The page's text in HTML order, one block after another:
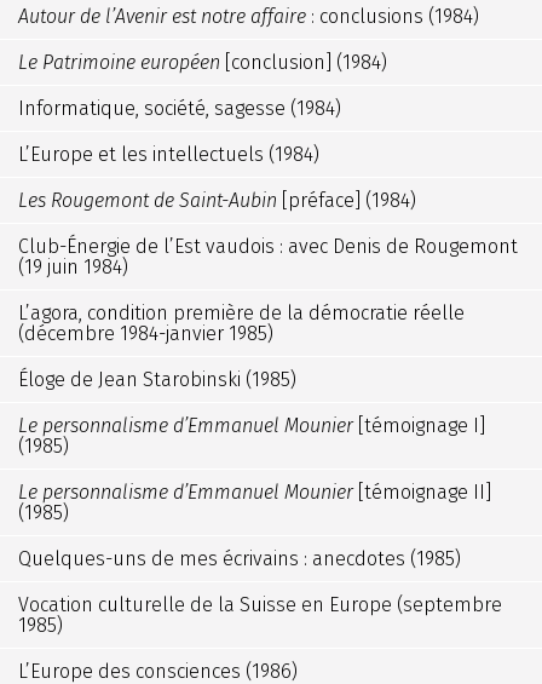
Autour de l’Avenir est notre affaire : conclusions (1984)
Le Patrimoine européen [conclusion] (1984)
Informatique, société, sagesse (1984)
L’Europe et les intellectuels (1984)
Les Rougemont de Saint-Aubin [préface] (1984)
Club-Énergie de l’Est vaudois : avec Denis de Rougemont
(19 juin 1984)
L’agora, condition première de la démocratie réelle
(décembre 1984-janvier 1985)
Éloge de Jean Starobinski (1985)
Le personnalisme d’Emmanuel Mounier[témoignage I]
(1985)
Le personnalisme d’Emmanuel Mounier[témoignage II]
(1985)
Quelques-uns de mes écrivains : anecdotes (1985)
Vocation culturelle de la Suisse en Europe (septembre
1985)
L’Europe des consciences (1986)